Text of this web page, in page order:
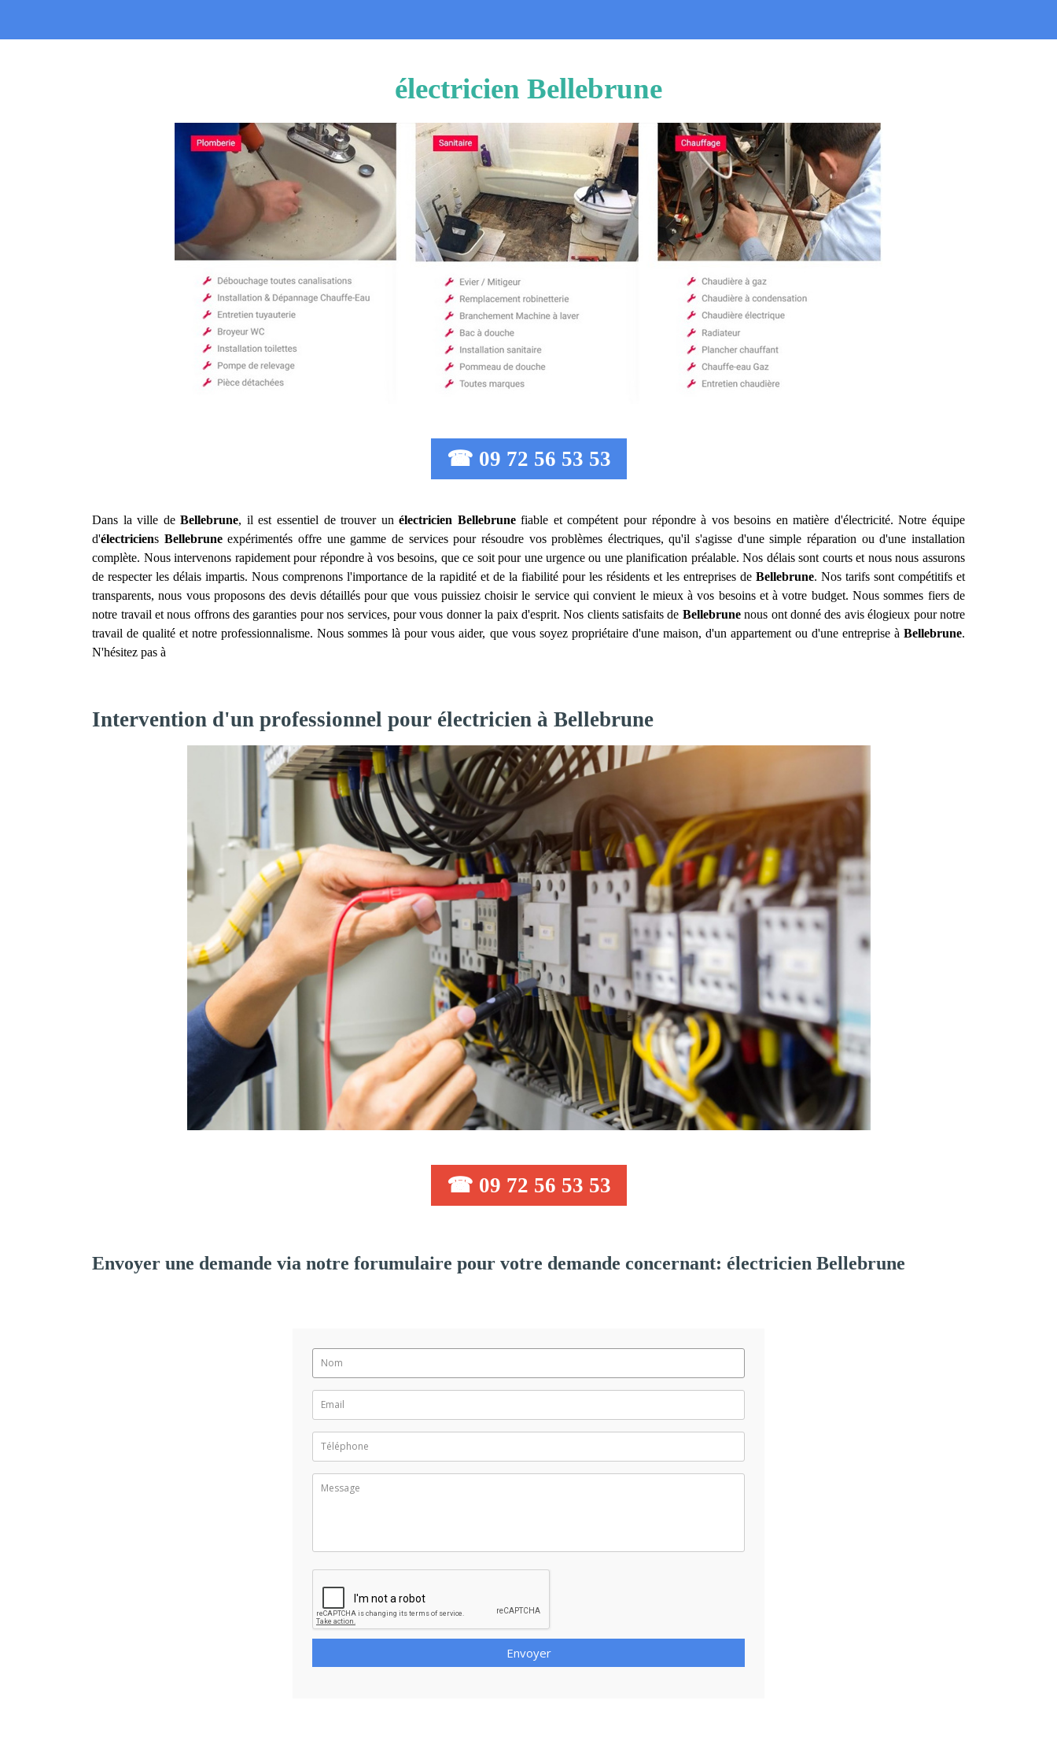
électricien Bellebrune
☎ 09 72 56 53 53
Dans la ville deBellebrune, il est essentiel de trouver unélectricien Bellebrunefiable et compétent pour répondre à vos besoins en matière d'électricité. Notre équipe
d'électriciens Bellebruneexpérimentés offre une gamme de services pour résoudre vos problèmes électriques, qu'il s'agisse d'une simple réparation ou d'une installation
complète. Nous intervenons rapidement pour répondre à vos besoins, que ce soit pour une urgence ou une planification préalable. Nos délais sont courts et nous nous assurons
de respecter les délais impartis. Nous comprenons l'importance de la rapidité et de la fiabilité pour les résidents et les entreprises de Bellebrune. Nos tarifs sont compétitifs et
transparents, nous vous proposons des devis détaillés pour que vous puissiez choisir le service qui convient le mieux à vos besoins et à votre budget. Nous sommes fiers de
notre travail et nous offrons des garanties pour nos services, pour vous donner la paix d'esprit. Nos clients satisfaits de Bellebrunenous ont donné des avis élogieux pour notre
travail de qualité et notre professionnalisme. Nous sommes là pour vous aider, que vous soyez propriétaire d'une maison, d'un appartement ou d'une entreprise à Bellebrune.
N'hésitez pas à
Intervention d'un professionnel pour électricien à Bellebrune
☎ 09 72 56 53 53
Envoyer une demande via notre forumulaire pour votre demande concernant: électricien Bellebrune
Envoyer